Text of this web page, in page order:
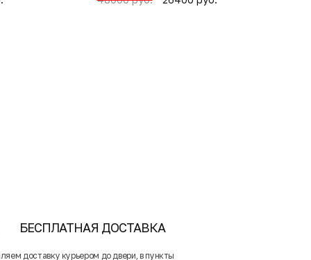
БЕСПЛАТНАЯ ДОСТАВКА
доставку курьером до двери, в пункты